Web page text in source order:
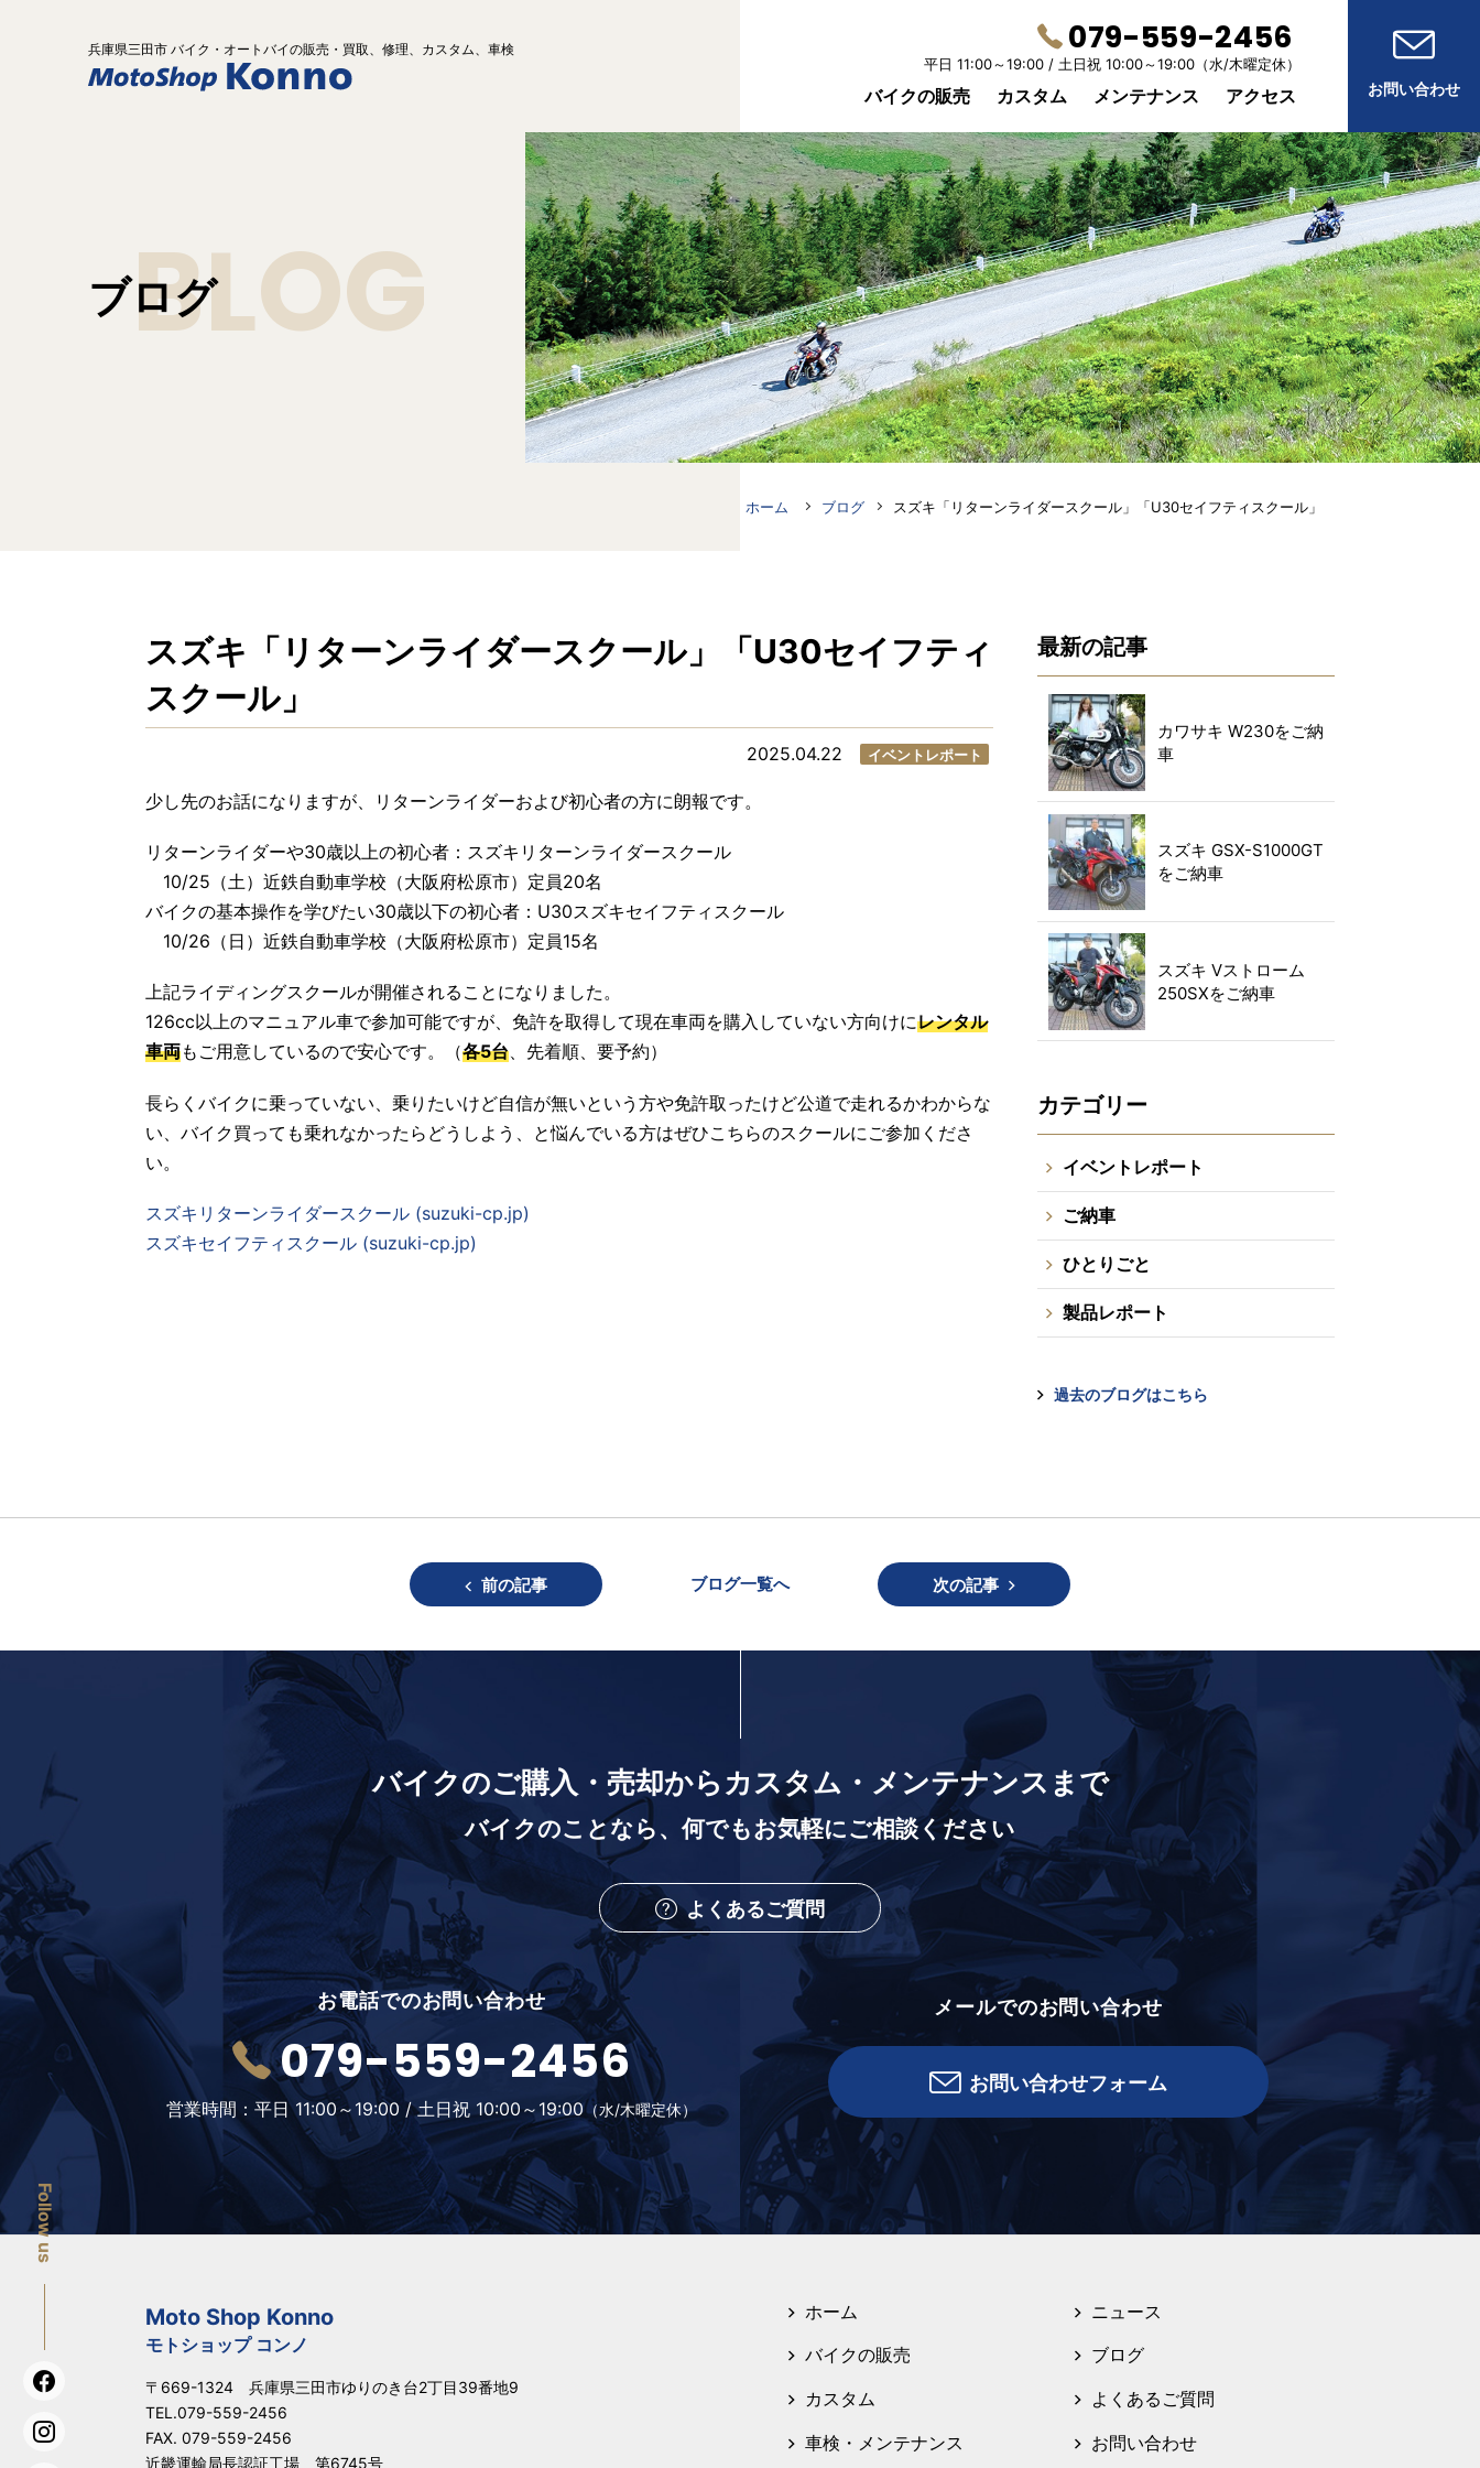
兵庫県三田市 バイク ・オートバイの販売・買取、修理、カスタム、車検 079-559-2456
平日 11:00～19:00 / 土日祝 10:00～19:00（水/木曜定休）
バイクの販売 カスタム メンテナンス アクセス お問い合わせ
ブログ
BLOG
ホーム ブログ スズキ「リターンライダースクール」「U30セイフティスクール」
スズキ「リターンライダースクール」「U30セイフティ
スクール」
2025.04.22 イベントレポート
少し先のお話になりますが、リターンライダーおよび初心者の方に朗報です。
リターンライダーや30歳以上の初心者：スズキリターンライダースクール
10/25（土）近鉄自動車学校（大阪府松原市）定員20名
バイクの基本操作を学びたい30歳以下の初心者：U30スズキセイフティスクール
10/26（日）近鉄自動車学校（大阪府松原市）定員15名
上記ライディングスクールが開催されることになりました。
126cc以上のマニュアル車で参加可能ですが、免許を取得して現在車両を購入していない方向けにレンタル
車両もご用意しているので安心です。（各5台、先着順、要予約）
長らくバイクに乗っていない、乗りたいけど自信が無いという方や免許取ったけど公道で走れるかわからな
い、バイク買っても乗れなかったらどうしよう、と悩んでいる方はぜひこちらのスクールにご参加くださ
い。
スズキリターンライダースクール (suzuki-cp.jp)
スズキセイフティスクール (suzuki-cp.jp)
最新の記事
カワサキ W230をご納
車
スズキ GSX-S1000GT
をご納車
スズキ Vストローム
250SXをご納車
カテゴリー
イベントレポート
ご納車
ひとりごと
製品レポート
過去のブログはこちら
前の記事 ブログ一覧へ 次の記事
バイクのご購入・売却から カスタム・メンテナンスまで
バイクのことなら、何でもお気軽にご相談ください
よくあるご質問
お電話でのお問い合わせ
079-559-2456
営業時間： 平日 11:00～19:00 /土日祝 10:00～19:00（水/木曜定休）
メールでのお問い合わせ
お問い合わせフォーム
Moto Shop Konno
モトショップ コンノ
〒669-1324 兵庫県三田市ゆりのき台2丁目39番地9
TEL.079-559-2456
FAX. 079-559-2456
近畿運輸局長認証工場 第6745号
ホーム
バイクの販売
カスタム
車検・メンテナンス
ニュース
ブログ
よくあるご質問
お問い合わせ
Follow us